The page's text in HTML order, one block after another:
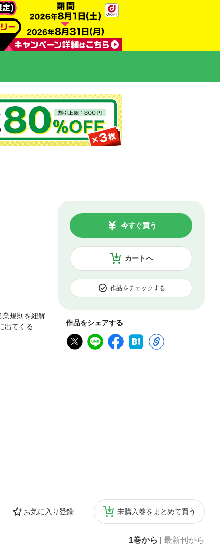
カートへ
今すぐ買う
作品をチェックする
作品をシェアする
お気に入り登録 未購入巻をまとめて買う
1巻から 最新刊から
業規則を紐解
てくるか
までの線
い二人の
俊三アル
認いただ